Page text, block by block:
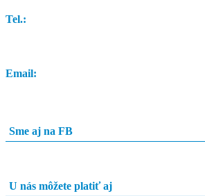
Tel.:
Email:
Sme aj na FB
U nás môžete platiť aj